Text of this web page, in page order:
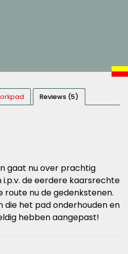
Reviews (5)
gaat nu over prachtig
de eerdere kaarsrechte
route nu de gedenkstenen.
die het pad onderhouden en
hebben aangepast!